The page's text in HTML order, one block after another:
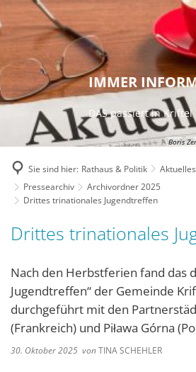
Boris
IMMER
DAS passiert in Kriftel
Sie sind hier: Rathaus & Politik Aktuelles
Pressearchiv
Archivordner 2025
Drittes trinationales Jugendtreffen
Drittes trinationales
Nach den Herbstferien fand das
Jugendtreffen“ der Gemeinde
durchgeführt mit den
(Frankreich) und Piława Górna
30. Oktober 2025 vonTINA SCHEHLER